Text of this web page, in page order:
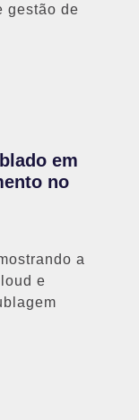
gestão de
em
no
a
e